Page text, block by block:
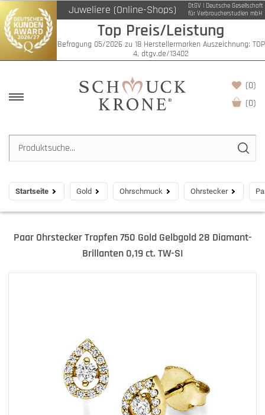
Juweliere (Online-Shops)
DtGV | Deutsche Gesellschaft
für Verbraucherstudien mbH
Top Preis/Leistung
Befragung 05/2026 zu 18 Herstellermarken Auszeichnung: TOP
4, dtgv.de/13402
(0)
(0)
Startseite Gold Ohrschmuck Ohrstecker
Paar Ohrstecker Tropfen 750 Gold Gelbgold 28 Diamant-
Brillanten 0,19 ct. TW-SI